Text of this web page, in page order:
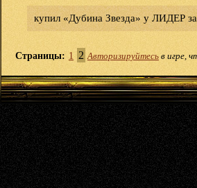
купил «Дубина Звезда» у ЛИДЕР за
Страницы: 1 2 Авторизируйтесь в игре,